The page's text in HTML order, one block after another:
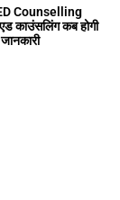
Counselling
काउंसलिंग कब होगी